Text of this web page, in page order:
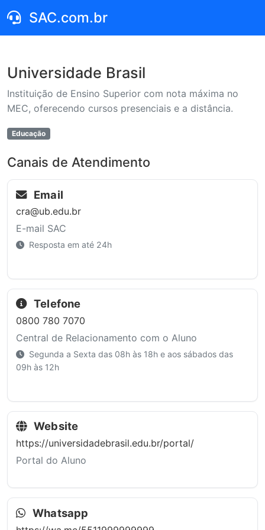
SAC.com.br
Universidade Brasil
Instituição de Ensino Superior com nota máxima no
MEC, oferecendo cursos presenciais e a distância.
Educação
Canais de Atendimento
Email
cra@ub.edu.br
E-mail SAC
Resposta em até 24h
Telefone
0800 780 7070
Central de Relacionamento com o Aluno
Segunda a Sexta das 08h às 18h e aos sábados das
09h às 12h
Website
https://universidadebrasil.edu.br/portal/
Portal do Aluno
Whatsapp